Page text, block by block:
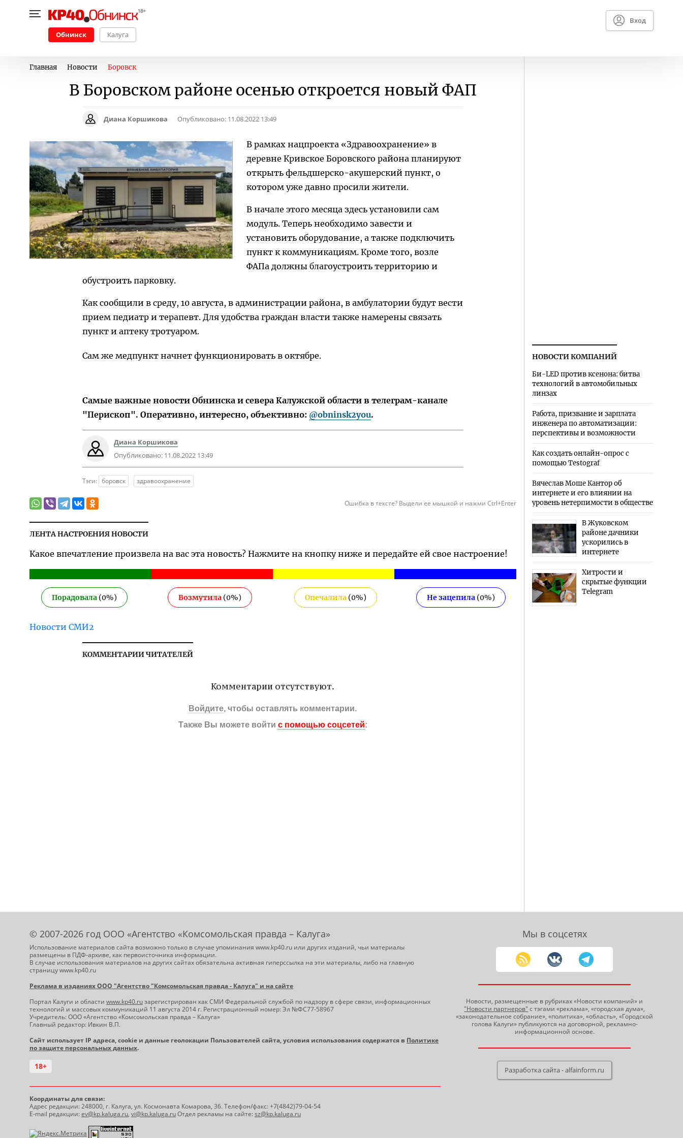
Обнинск Калуга
Вход
Главная Новости Боровск
В Боровском районе осенью откроется новый ФАП
Диана Коршикова Опубликовано: 11.08.2022 13:49
В рамках нацпроекта «Здравоохранение» в
деревне Кривское Боровского района планируют
открыть фельдшерско-акушерский пункт, о
котором уже давно просили жители.
В начале этого месяца здесь установили сам
модуль. Теперь необходимо завести и
установить оборудование, а также подключить
пункт к коммуникациям. Кроме того, возле
ФАПа должны благоустроить территорию и
обустроить парковку.
Как сообщили в среду, 10 августа, в администрации района, в амбулатории будут вести
прием педиатр и терапевт. Для удобства граждан власти также намерены связать
пункт и аптеку тротуаром.
Сам же медпункт начнет функционировать в октябре.
Самые важные новости Обнинска и севера Калужской области в телеграм-канале
"Перископ". Оперативно, интересно, объективно: @obninsk2you.
Диана Коршикова
Опубликовано: 11.08.2022 13:49
Тэги: боровск здравоохранение
Ошибка в тексте? Выдели ее мышкой и нажми Ctrl+Enter
ЛЕНТА НАСТРОЕНИЯ НОВОСТИ
Какое впечатление произвела на вас эта новость? Нажмите на кнопку ниже и передайте ей свое настроение!
Порадовала (0%) Возмутила (0%) Опечалила(0%) Не зацепила (0%)
Новости СМИ2
КОММЕНТАРИИ ЧИТАТЕЛЕЙ
Комментарии отсутствуют.
Войдите, чтобы оставлять комментарии.
Также Вы можете войти с помощью соцсетей:
НОВОСТИ КОМПАНИЙ
Би-LED против ксенона: битва
технологий в автомобильных
линзах
Работа, призвание и зарплата
инженера по автоматизации:
перспективы и возможности
Как создать онлайн-опрос с
помощью Testograf
Вячеслав Моше Кантор об
интернете и его влиянии на
уровень нетерпимости в обществе
В Жуковском
районе дачники
ускорились в
интернете
Хитрости и
скрытые функции
Telegram
© 2007-2026 год ООО «Агентство «Комсомольская правда – Калуга»
Использование материалов сайта возможно только в случае упоминания www.kp40.ru или других изданий, чьи материалы
размещены в ПДФ-архиве, как первоисточника информации.
В случае использования материалов на других сайтах обязательна активная гиперссылка на эти материалы, либо на главную
страницу www.kp40.ru
Реклама в изданиях ООО "Агентство "Комсомольская правда - Калуга" и на сайте
Портал Калуги и области www.kp40.ruзарегистрирован как СМИ Федеральной службой по надзору в сфере связи, информационных
технологий и массовых коммуникаций 11 августа 2014 г. Регистрационный номер: Эл №ФС77-58967
Учредитель: ООО «Агентство «Комсомольская правда – Калуга»
Главный редактор: Ивкин В.П.
Сайт использует IP адреса, cookie и данные геолокации Пользователей сайта, условия использования содержатся в Политике
по защите персональных данных.
18+
Координаты для связи:
Адрес редакции: 248000, г. Калуга, ул. Космонавта Комарова, 36. Телефон/факс: +7(4842)79-04-54
E-mail редакции:ev@kp.kaluga.ru, vi@kp.kaluga.ruОтдел рекламы на сайте:sz@kp.kaluga.ru
Мы в соцсетях
Новости, размещенные в рубриках «Новости компаний» и
"Новости партнеров" с тэгами «реклама», «городская дума»,
«законодательное собрание», «политика», «область», «Городской
голова Калуги» публикуются на договорной, рекламно-
информационной основе.
Разработка сайта - alfainform.ru